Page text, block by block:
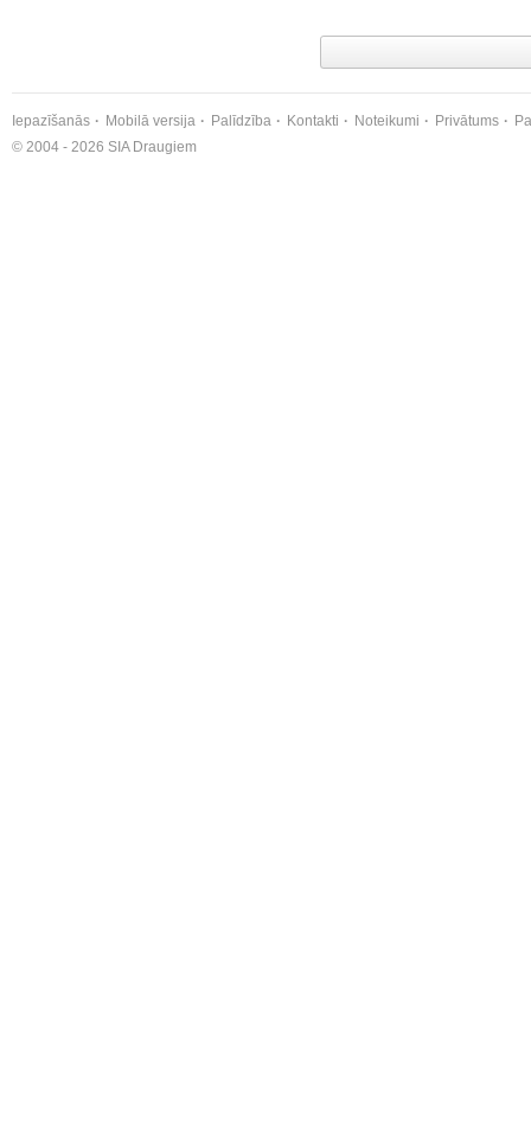
Iepazīšanās Mobilā versija Palīdzība Kontakti Noteikumi Privātums
© 2004 - 2026 SIA Draugiem